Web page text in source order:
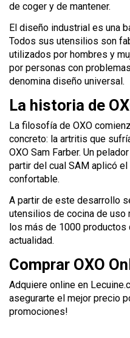
de coger y de mantener.
El diseño industrial es una
Todos sus utensilios son
utilizados por hombres y
por personas con
denomina diseño universal.
La historia de
La filosofía de OXO
concreto: la artritis que
OXO Sam Farber. Un
partir del cual SAM aplicó
confortable.
A partir de este desarrollo
utensilios de cocina de uso
los más de 1000 productos
actualidad.
Comprar OXO
Adquiere online en
asegurarte el mejor precio
promociones!